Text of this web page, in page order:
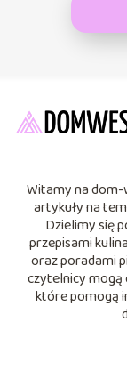
Witamy na dom-
artykuły na
Dzielimy się
przepisami
oraz poradami
czytelnicy mogą
które pomogą